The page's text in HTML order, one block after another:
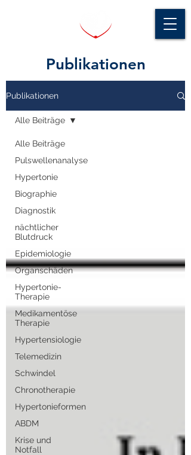
Publikationen
Publikationen
Alle Beiträge
Pulswellenanalyse
Hypertonie
Biographie
Diagnostik
nächtlicher
Blutdruck
Epidemiologie
Organschäden
Hypertonie-
Therapie
Medikamentöse
Therapie
Hypertensiologie
Telemedizin
Schwindel
Chronotherapie
Hypertonieformen
ABDM
Krise und
Notfall
Alle Beiträge